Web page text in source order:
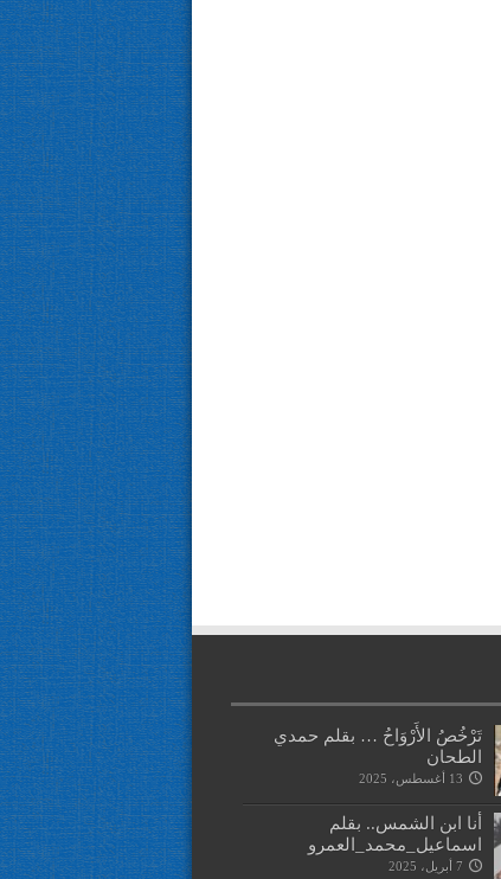
تَرْخُصُ الأَرْوَاحُ … بقلم حمدي
الطحان
13 أغسطس، 2025
أنا ابن الشمس.. بقلم
اسماعيل_محمد_العمرو
7 أبريل، 2025